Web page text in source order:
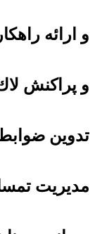
و ارائه
و پراكنش
تدوين
مديريت